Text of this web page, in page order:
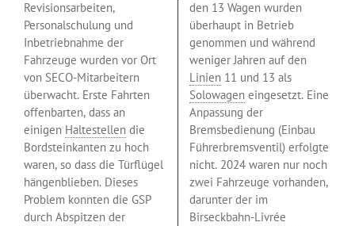
Revisionsarbeiten,
Personalschulung und
Inbetriebnahme der
Fahrzeuge wurden vor Ort
von SECO-Mitarbeitern
überwacht. Erste Fahrten
offenbarten, dass an
einigen Haltestellen die
Bordsteinkanten zu hoch
waren, so dass die Türflügel
hängenblieben. Dieses
Problem konnten die GSP
durch Abspitzen der
den 13 Wagen wurden
überhaupt in Betrieb
genommen und während
weniger Jahren auf den
Linien 11 und 13 als
Solowagen eingesetzt. Eine
Anpassung der
Bremsbedienung (Einbau
Führerbremsventil) erfolgte
nicht. 2024 waren nur noch
zwei Fahrzeuge vorhanden,
darunter der im
Birseckbahn-Livrée